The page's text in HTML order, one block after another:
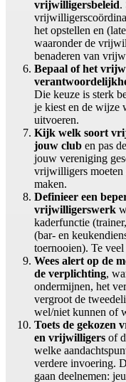
vrijwilligersbeleid.
het opstellen en
waaronder de
benaderen van
Bepaal of het
Die keuze is sterk
je kiest en de wijze
uitvoeren.
Kijk welk soort
jouw club en pas
jouw vereniging
vrijwilligers moeten
maken.
Definieer een
vrijwilligerswerk
kaderfunctie
(bar- en
toernooien). Te
Wees alert op de
de verplichting,
ondermijnen, het
vergroot de
wel/niet kunnen of
Toets de gekozen
en vrijwilligers of
welke
verdere invoering.
gaan deelnemen: